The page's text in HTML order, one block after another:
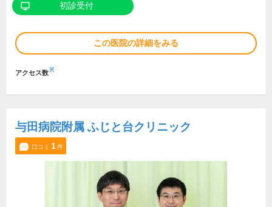
初診受付
この医院の詳細をみる
アクセス数※
与田病院附属 ふじと台クリニック
口コミ 1件